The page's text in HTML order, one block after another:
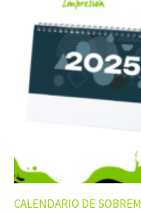
CALENDARIO DE